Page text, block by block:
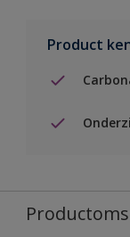
Product